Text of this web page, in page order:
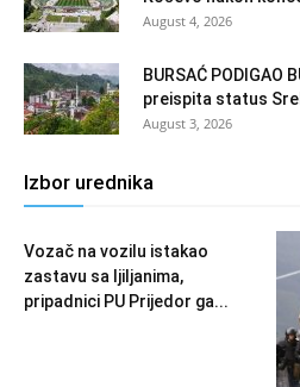
August 4, 2026
BURSAĆ PODIGAO
preispita status
August 3, 2026
Izbor urednika
Vozač na vozilu istakao
zastavu sa ljiljanima,
pripadnici PU Prijedor ga...